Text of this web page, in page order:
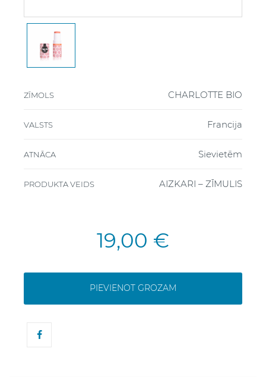
ZĪMOLS CHARLOTTE BIO
VALSTS Francija
ATNĀCA Sievietēm
PRODUKTA VEIDS AIZKARI – ZĪMULIS
19,00 €
PIEVIENOT GROZAM